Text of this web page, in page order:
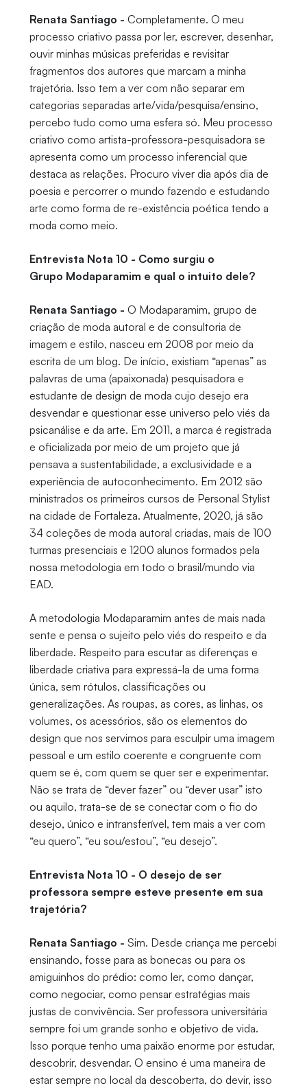
Renata Santiago - Completamente. O meu
processo criativo passa por ler, escrever, desenhar,
ouvir minhas músicas preferidas e revisitar
fragmentos dos autores que marcam a minha
trajetória. Isso tem a ver com não separar em
categorias separadas arte/vida/pesquisa/ensino,
percebo tudo como uma esfera só. Meu processo
criativo como artista-professora-pesquisadora se
apresenta como um processo inferencial que
destaca as relações. Procuro viver dia após dia de
poesia e percorrer o mundo fazendo e estudando
arte como forma de re-existência poética tendo a
moda como meio.
Entrevista Nota 10 - Como surgiu o
Grupo Modaparamim e qual o intuito dele?
Renata Santiago - O Modaparamim, grupo de
criação de moda autoral e de consultoria de
imagem e estilo, nasceu em 2008 por meio da
escrita de um blog. De início, existiam “apenas” as
palavras de uma (apaixonada) pesquisadora e
estudante de design de moda cujo desejo era
desvendar e questionar esse universo pelo viés da
psicanálise e da arte. Em 2011, a marca é registrada
e oficializada por meio de um projeto que já
pensava a sustentabilidade, a exclusividade e a
experiência de autoconhecimento. Em 2012 são
ministrados os primeiros cursos de Personal Stylist
na cidade de Fortaleza. Atualmente, 2020, já são
34 coleções de moda autoral criadas, mais de 100
turmas presenciais e 1200 alunos formados pela
nossa metodologia em todo o brasil/mundo via
EAD.
A metodologia Modaparamim antes de mais nada
sente e pensa o sujeito pelo viés do respeito e da
liberdade. Respeito para escutar as diferenças e
liberdade criativa para expressá-la de uma forma
única, sem rótulos, classificações ou
generalizações. As roupas, as cores, as linhas, os
volumes, os acessórios, são os elementos do
design que nos servimos para esculpir uma imagem
pessoal e um estilo coerente e congruente com
quem se é, com quem se quer ser e experimentar.
Não se trata de “dever fazer” ou “dever usar” isto
ou aquilo, trata-se de se conectar com o fio do
desejo, único e intransferível, tem mais a ver com
“eu quero”, “eu sou/estou”, “eu desejo”.
Entrevista Nota 10 - O desejo de ser
professora sempre esteve presente em sua
trajetória?
Renata Santiago - Sim. Desde criança me percebi
ensinando, fosse para as bonecas ou para os
amiguinhos do prédio: como ler, como dançar,
como negociar, como pensar estratégias mais
justas de convivência. Ser professora universitária
sempre foi um grande sonho e objetivo de vida.
Isso porque tenho uma paixão enorme por estudar,
descobrir, desvendar. O ensino é uma maneira de
estar sempre no local da descoberta, do devir, isso